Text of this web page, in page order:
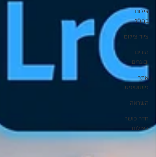
צילום
בחו"ל
ציוד צילום
מורים
ובוגרים
אתר
פוטוטיפס
השראה
חדר כושר
לצילום